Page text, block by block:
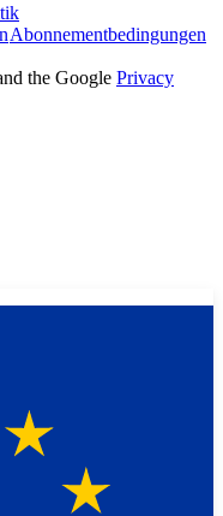
Abonnementbedingungen
the Google Privacy